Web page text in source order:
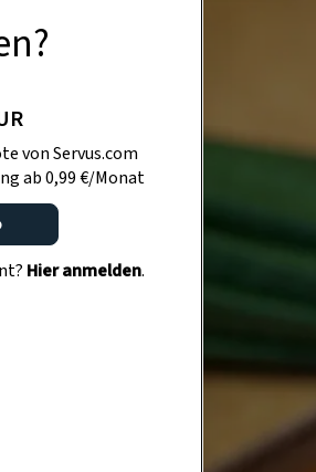
von Servus.com
ab 0,99 €/Monat
Hier anmelden.